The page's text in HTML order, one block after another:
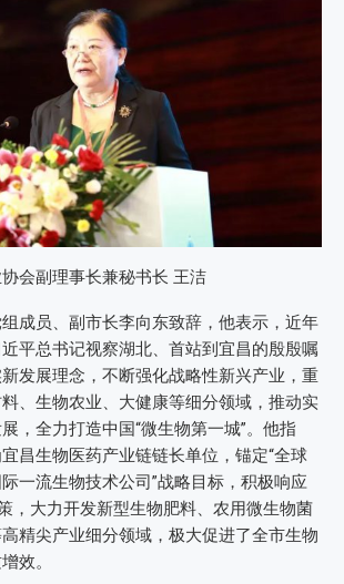
会副理事长兼秘书长 王洁
成员、副市长李向东致辞，他表示，近年
平总书记视察湖北、首站到宜昌的殷殷嘱
发展理念，不断强化战略性新兴产业，重
、生物农业、大健康等细分领域，推动实
，全力打造中国“微生物第一城”。他指
昌生物医药产业链链长单位，锚定“全球
一流生物技术公司”战略目标，积极响应
，大力开发新型生物肥料、农用微生物菌
精尖产业细分领域，极大促进了全市生物
效。